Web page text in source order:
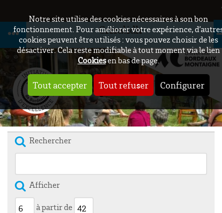
Notre site utilise des cookies nécessaires à son bon
fonctionnement. Pour améliorer votre expérience,
cookies peuvent être utilisés : vous pouvez choisir de les
désactiver. Cela reste modifiable à tout moment via le lien
Cookiesen bas de page.
Tout accepter Tout refuser Configurer
Crisalidh
Rechercher
Afficher
à partir de